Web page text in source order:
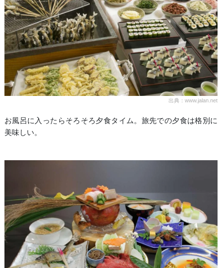
出典：www.jalan.net
お風呂に入ったらそろそろ夕食タイム。旅先での夕食は格別に
美味しい。